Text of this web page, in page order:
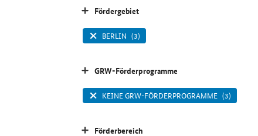
Fördergebiet
BERLIN (3)
GRW-Förderprogramme
KEINE GRW-FÖRDERPROGRAMME (3)
Förderbereich